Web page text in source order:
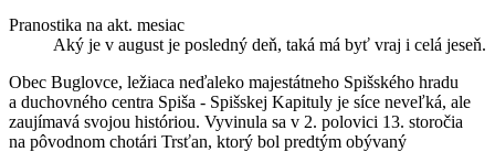
Pranostika na akt. mesiac
Aký je v august je posledný deň, taká má byť vraj i celá jeseň.
Obec Buglovce, ležiaca neďaleko majestátneho Spišského hradu
a duchovného centra Spiša - Spišskej Kapituly je síce neveľká, ale
zaujímavá svojou históriou. Vyvinula sa v 2. polovici 13. storočia
na pôvodnom chotári Trsťan, ktorý bol predtým obývaný